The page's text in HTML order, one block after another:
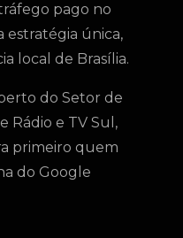
pago no
estratégia única,
local de Brasília.
do Setor de
Rádio e TV Sul,
primeiro quem
do Google